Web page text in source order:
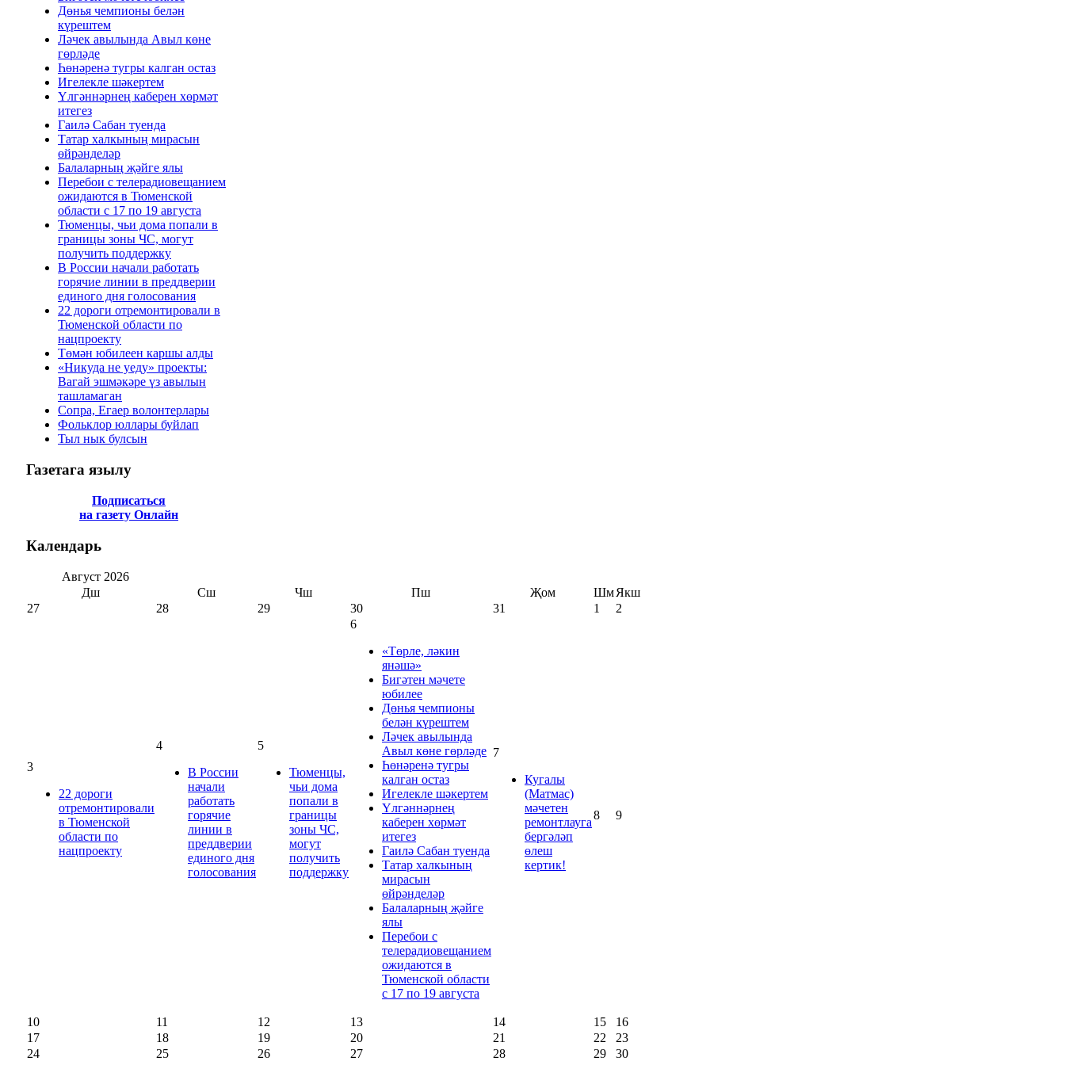
Дөнья чемпионы белән
күрештем
Ләчек авылында Авыл көне
гөрләде
Һөнәренә тугры калган остаз
Игелекле шәкертем
Үлгәннәрнең каберен хөрмәт
итегез
Гаилә Сабан туенда
Татар халкының мирасын
өйрәнделәр
Балаларның җәйге ялы
Перебои с телерадиовещанием
ожидаются в Тюменской
области с 17 по 19 августа
Тюменцы, чьи дома попали в
границы зоны ЧС, могут
получить поддержку
В России начали работать
горячие линии в преддверии
единого дня голосования
22 дороги отремонтировали в
Тюменской области по
нацпроекту
Төмән юбилеен каршы алды
«Никуда не уеду» проекты:
Вагай эшмәкәре үз авылын
ташламаган
Сопра, Егаер волонтерлары
Фольклор юллары буйлап
Тыл нык булсын
Газетага язылу
Подписаться
на газету Онлайн
Календарь
Август 2026
Дш
Сш Чш Пш Җом ШмЯкш
27
28 29 30 31 1 2
3
22 дороги
отремонтировали
в Тюменской
области по
нацпроекту
4
В России
начали
работать
горячие
линии в
преддверии
единого дня
голосования
5
Тюменцы,
чьи дома
попали в
границы
зоны ЧС,
могут
получить
поддержку
6
«Төрле, ләкин
янәшә»
Бигәтен мәчете
юбилее
Дөнья чемпионы
белән күрештем
Ләчек авылында
Авыл көне гөрләде
Һөнәренә тугры
калган остаз
Игелекле шәкертем
Үлгәннәрнең
каберен хөрмәт
итегез
Гаилә Сабан туенда
Татар халкының
мирасын
өйрәнделәр
Балаларның җәйге
ялы
Перебои с
телерадиовещанием
ожидаются в
Тюменской области
с 17 по 19 августа
7
Кугалы
(Матмас)
мәчетен
ремонтлауга
бергәләп
өлеш
кертик!
8 9
10 11 12 13 14 15
16
17
18 19 20 21 22
23
24
25 26 27 28 29
30